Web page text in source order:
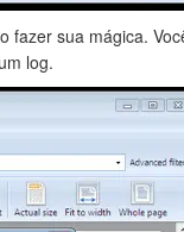
fazer sua mágica.
log.